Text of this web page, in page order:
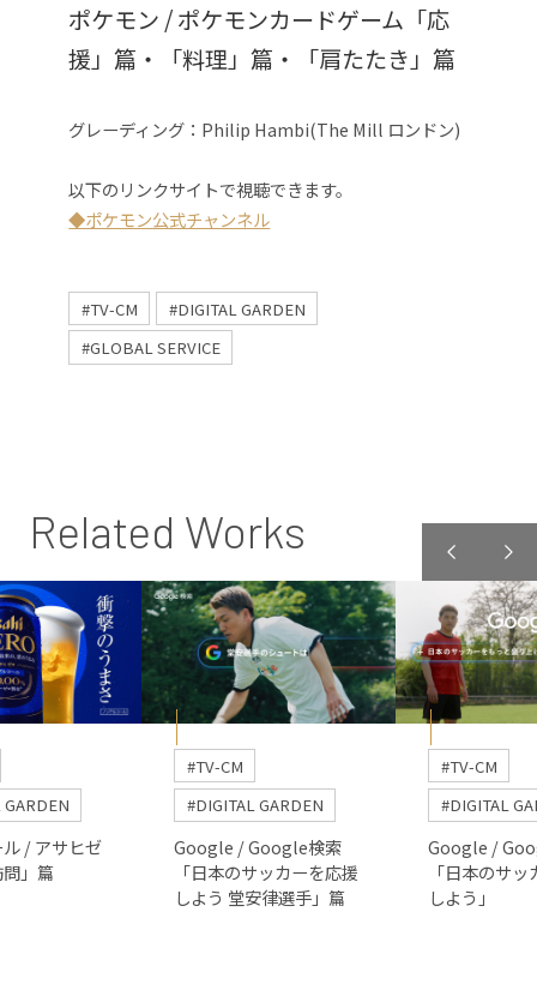
ポケモン / ポケモンカードゲーム「応
援」篇・「料理」篇・「肩たたき」篇
グレーディング： Philip Hambi(The Mill ロンドン)
以下のリンクサイトで視聴できます。
◆ポケモン公式チャンネル
#TV-CM
#DIGITAL GARDEN
#GLOBAL SERVICE
Related Works
/ アサヒゼ
」篇
#TV-CM
#DIGITAL GARDEN
Google / Google検索
「日本のサッカーを応援
しよう 堂安律選手」篇
#TV-CM
#DIGITAL
Google /
「日本のサ
しよう」